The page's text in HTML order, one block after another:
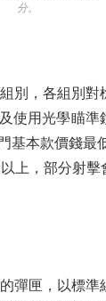
分。
，各組別對
使用光學瞄準
基本款價錢最
上，部分射
匣，以標準